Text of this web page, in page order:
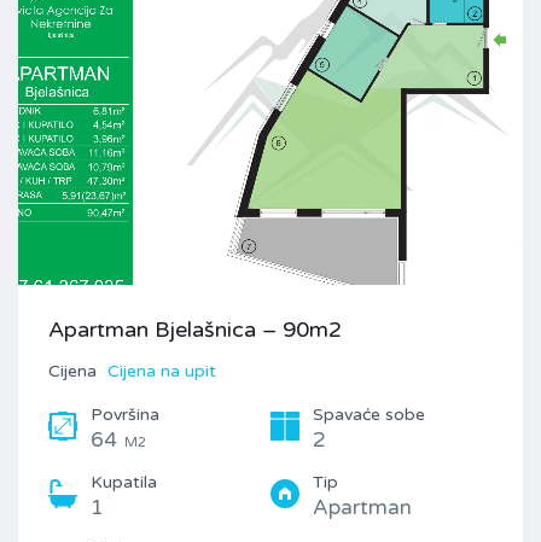
Apartman Bjelašnica – 90m2
Cijena Cijena na upit
Površina
64 M2
Spavaće sobe
2
Kupatila
1
Tip
Apartman